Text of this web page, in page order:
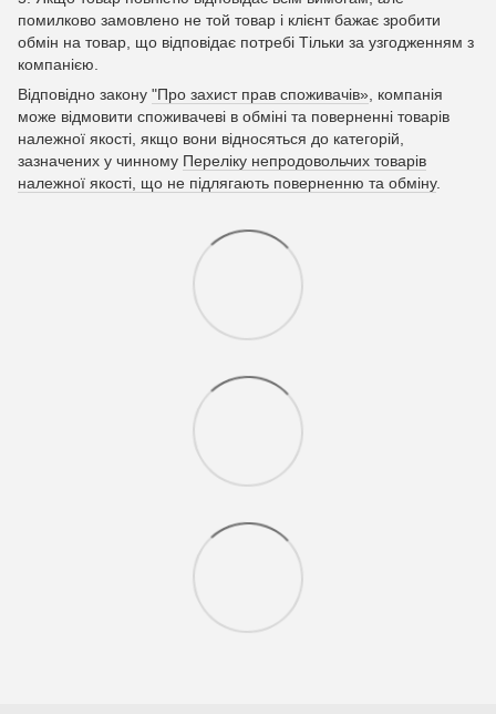
помилково замовлено не той товар і клієнт бажає зробити
обмін на товар, що відповідає потребі Тільки за узгодженням з
компанією.
Відповідно закону "Про захист прав споживачів» , компанія
може відмовити споживачеві в обміні та поверненні товарів
належної якості, якщо вони відносяться до категорій,
зазначених у чинному Переліку непродовольчих товарів
належної якості, що не підлягають поверненню та обміну.